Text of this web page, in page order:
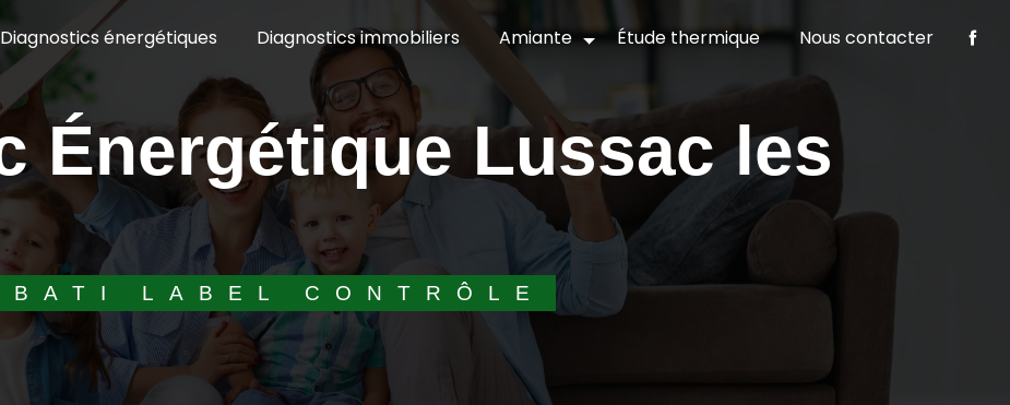
Diagnostics énergétiques Diagnostics immobiliers Amiante Étude thermique Nous contacter
BATI LABEL CONTRÔLE